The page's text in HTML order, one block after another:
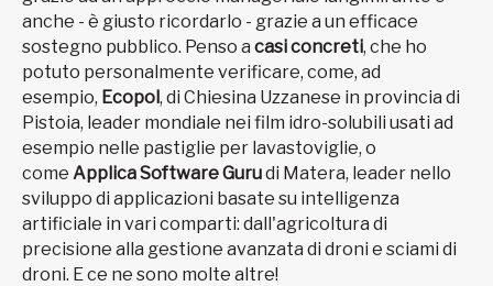
anche - è giusto ricordarlo - grazie a un efficace
sostegno pubblico. Penso a casi concreti, che ho
potuto personalmente verificare, come, ad
esempio, Ecopol, di Chiesina Uzzanese in provincia di
Pistoia, leader mondiale nei film idro-solubili usati ad
esempio nelle pastiglie per lavastoviglie, o
come Applica Software Gurudi Matera, leader nello
sviluppo di applicazioni basate su intelligenza
artificiale in vari comparti: dall'agricoltura di
precisione alla gestione avanzata di droni e sciami di
droni. E ce ne sono molte altre!